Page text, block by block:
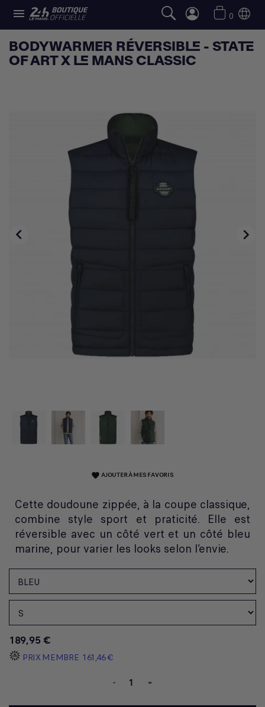
 0
BODYWARMER RÉVERSIBLE - STATE
OF ART X LE MANS CLASSIC
 
favorite AJOUTER À MES FAVORIS
Cette doudoune zippée, à la coupe classique,
combine style sport et praticité. Elle est
réversible avec un côté vert et un côté bleu
marine, pour varier les looks selon l’envie.
189,95 €
PRIX MEMBRE 161,46 €
- +